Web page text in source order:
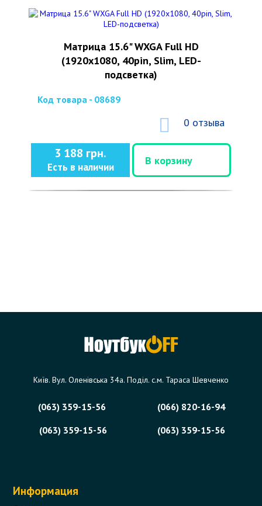
Матрица 15.6" WXGA Full HD
(1920x1080, 40pin, Slim, LED-
подсветка)
Код товара - 08689
0 отзыва
3 188 грн.
Есть в наличии
В корзину
Київ. Вул. Оленівська 34а. Поділ. с.м. Тараса Шевченко
(063) 359-15-56
(066) 820-16-94
(063) 359-15-56
(063) 359-15-56
Информация